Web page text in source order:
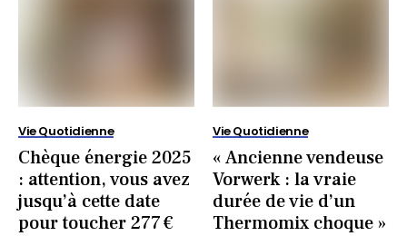
Vie Quotidienne
Chèque énergie 2025
: attention, vous avez
jusqu’à cette date
pour toucher 277 €
Vie Quotidienne
« Ancienne vendeuse
Vorwerk : la vraie
durée de vie d’un
Thermomix choque »